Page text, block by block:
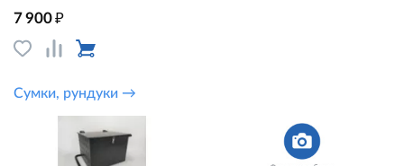
7 900₽
Сумки, рундуки →